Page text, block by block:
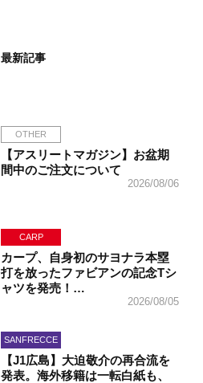
最新記事
OTHER
【アスリートマガジン】お盆期
間中のご注文について
2026/08/06
CARP
カープ、自身初のサヨナラ本塁
打を放ったファビアンの記念Tシ
ャツを発売！…
2026/08/05
SANFRECCE
【J1広島】大迫敬介の再合流を
発表。海外移籍は一転白紙も、